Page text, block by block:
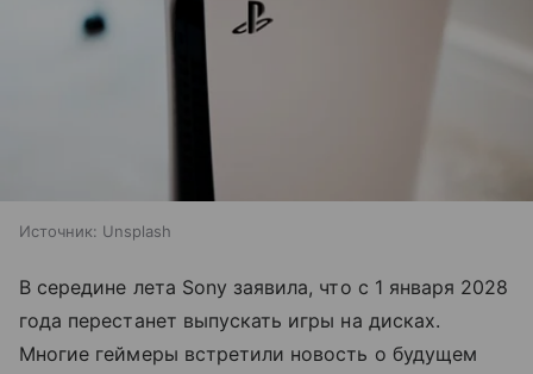
Источник: Unsplash
В середине лета Sony заявила, что с 1 января 2028
года перестанет выпускать игры на дисках.
Многие геймеры встретили новость о будущем